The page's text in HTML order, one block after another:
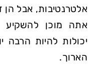
אלטרנטיבות, אבל
אתה מוכן להשקיע
יכולות להיות הרבה
הארוך.